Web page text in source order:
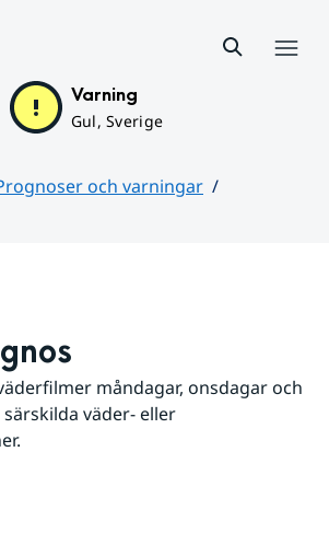
Varning
Gul, Sverige
och varningar
måndagar, onsdagar och
väder- eller